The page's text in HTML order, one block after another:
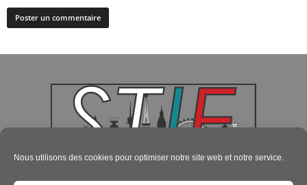
Nous utilisons des cookies pour optimiser notre site web et notre service.